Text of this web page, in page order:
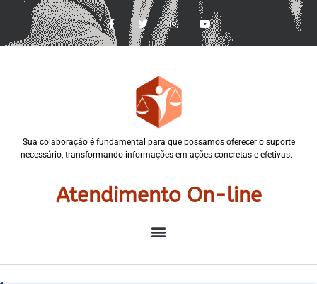
Sua colaboração é fundamental para que possamos oferecer o suporte
necessário, transformando informações em ações concretas e efetivas.
Atendimento On-line